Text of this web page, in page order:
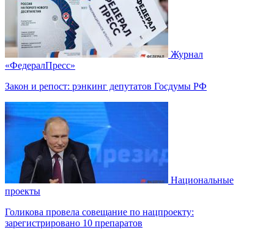
Журнал
«ФедералПресс»
Закон и репост: рэнкинг депутатов Госдумы РФ
Национальные
проекты
Голикова провела совещание по нацпроекту:
зарегистрировано 10 препаратов